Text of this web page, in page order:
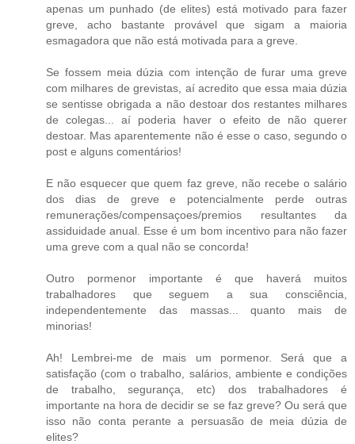
apenas um punhado (de elites) está motivado para fazer
greve, acho bastante provável que sigam a maioria
esmagadora que não está motivada para a greve.
Se fossem meia dúzia com intenção de furar uma greve
com milhares de grevistas, aí acredito que essa maia dúzia
se sentisse obrigada a não destoar dos restantes milhares
de colegas... aí poderia haver o efeito de não querer
destoar. Mas aparentemente não é esse o caso, segundo o
post e alguns comentários!
E não esquecer que quem faz greve, não recebe o salário
dos dias de greve e potencialmente perde outras
remunerações/compensaçoes/premios resultantes da
assiduidade anual. Esse é um bom incentivo para não fazer
uma greve com a qual não se concorda!
Outro pormenor importante é que haverá muitos
trabalhadores que seguem a sua consciência,
independentemente das massas... quanto mais de
minorias!
Ah! Lembrei-me de mais um pormenor. Será que a
satisfação (com o trabalho, salários, ambiente e condições
de trabalho, segurança, etc) dos trabalhadores é
importante na hora de decidir se se faz greve? Ou será que
isso não conta perante a persuasão de meia dúzia de
elites?